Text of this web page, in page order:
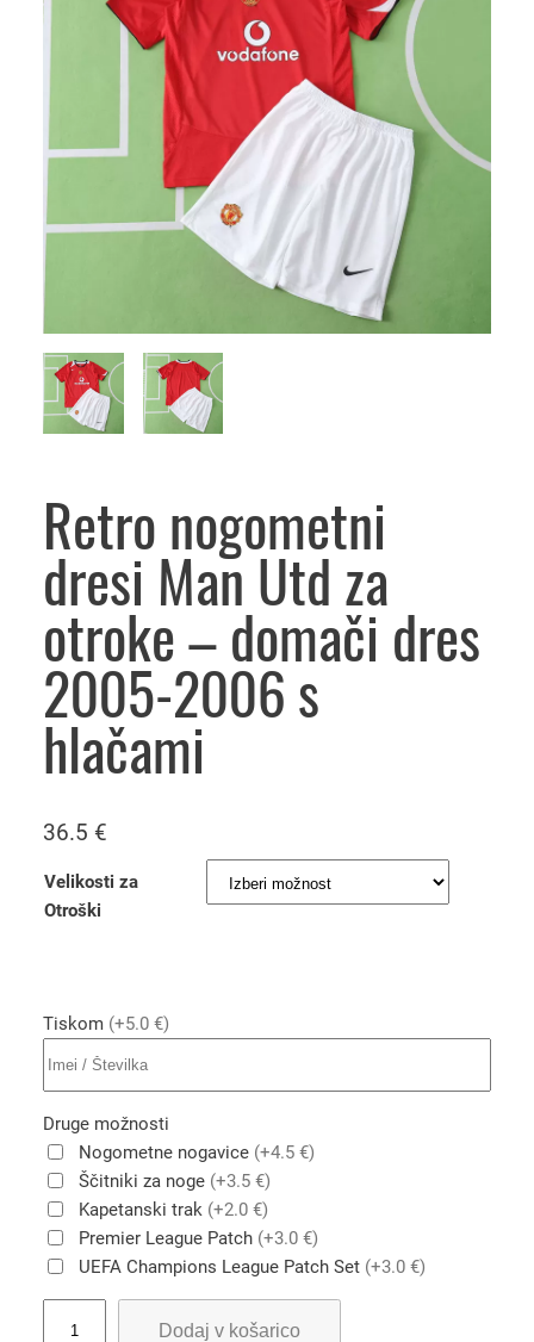
Retro nogometni
dresi Man Utd za
otroke – domači dres
2005-2006 s
hlačami
36.5 €
Velikosti za
Otroški
Tiskom (+5.0 €)
Druge možnosti
Nogometne nogavice (+4.5 €)
Ščitniki za noge (+3.5 €)
Kapetanski trak (+2.0 €)
Premier League Patch (+3.0 €)
UEFA Champions League Patch Set (+3.0 €)
Dodaj v košarico